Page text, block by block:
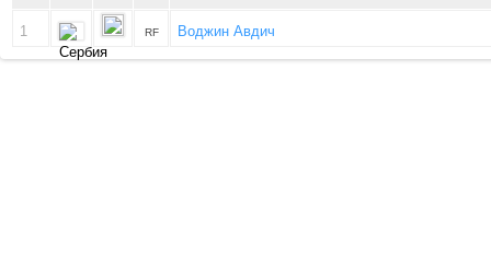
1 RF Воджин Авдич